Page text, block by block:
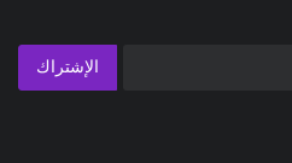
الإشتراك